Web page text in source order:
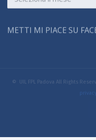
notizie
METTI MI PIACE SU
© UIL FPL Padova All Rights